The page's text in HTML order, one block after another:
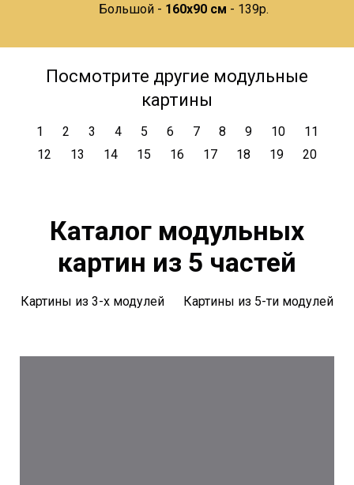
Большой - 160х90 см - 139р.
Посмотрите другие модульные
картины
1 2 3 4 5 6 7 8 9 10
11
12
13 14 15 16 17 18 19 20
Каталог модульных
картин из 5 частей
Картины из 3-х модулей Картины из 5-ти модулей